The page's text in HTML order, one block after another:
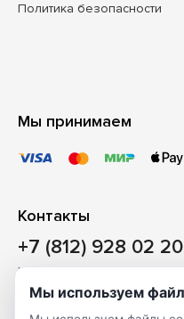
Политика безопасности
Мы принимаем
Контакты
+7 (812) 928 02 20
Наш магазин
Санкт-Петербург, ул.
Мы используем